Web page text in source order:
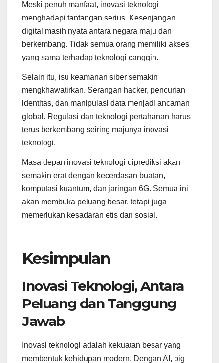
Meski penuh manfaat, inovasi teknologi
menghadapi tantangan serius. Kesenjangan
digital masih nyata antara negara maju dan
berkembang. Tidak semua orang memiliki akses
yang sama terhadap teknologi canggih.
Selain itu, isu keamanan siber semakin
mengkhawatirkan. Serangan hacker, pencurian
identitas, dan manipulasi data menjadi ancaman
global. Regulasi dan teknologi pertahanan harus
terus berkembang seiring majunya inovasi
teknologi.
Masa depan inovasi teknologi diprediksi akan
semakin erat dengan kecerdasan buatan,
komputasi kuantum, dan jaringan 6G. Semua ini
akan membuka peluang besar, tetapi juga
memerlukan kesadaran etis dan sosial.
Kesimpulan
Inovasi Teknologi, Antara
Peluang dan Tanggung
Jawab
Inovasi teknologi adalah kekuatan besar yang
membentuk kehidupan modern. Dengan AI, big